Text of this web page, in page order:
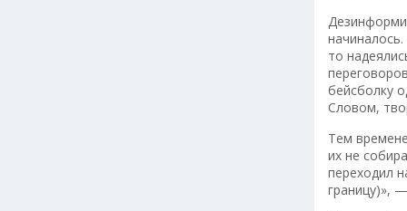
то
бейсболку
Словом,
Тем
их не
переходил
границу)»,